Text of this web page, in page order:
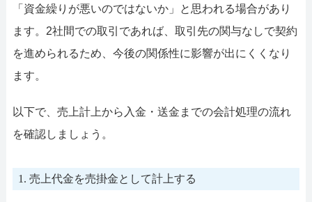
「資金繰りが悪いのではないか」と思われる場合があり
ます。2社間での取引であれば、取引先の関与なしで契約
を進められるため、今後の関係性に影響が出にくくなり
ます。
以下で、売上計上から入金・送金までの会計処理の流れ
を確認しましょう。
1. 売上代金を売掛金として計上する